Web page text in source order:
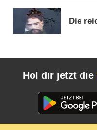
Die
Hol dir jetzt die